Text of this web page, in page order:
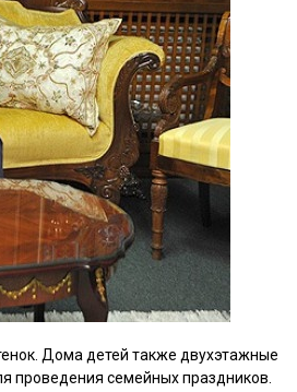
Дома детей также двухэтажные
проведения семейных праздников.